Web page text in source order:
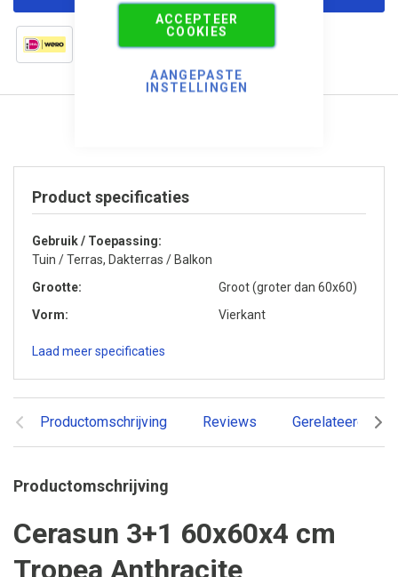
ACCEPTEER
COOKIES
AANGEPASTE
INSTELLINGEN
Productomschrijving Reviews Gerelateerde
Productomschrijving
Cerasun 3+1 60x60x4 cm
Tropea Anthracite
Product specificaties
Gebruik / Toepassing
Tuin / Terras, Dakterras / Balkon
Grootte
Groot (groter dan 60x60)
Vorm
Vierkant
Laad meer specificaties